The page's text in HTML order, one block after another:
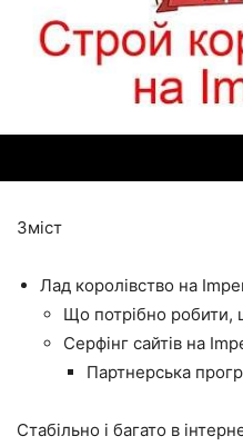
Зміст
Лад королівство на
Що потрібно робити,
Серфінг сайтів на
Партнерська
Стабільно і багато в